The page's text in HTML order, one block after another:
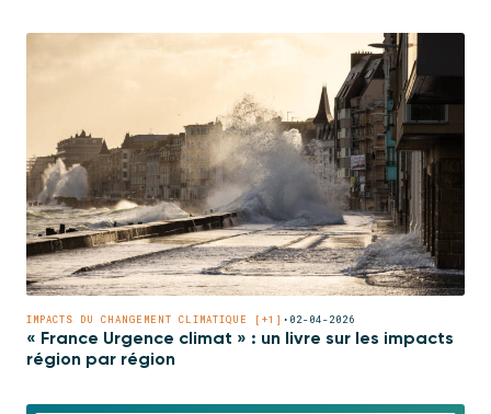
IMPACTS DU CHANGEMENT CLIMATIQUE [+1] • 02-04-2026
« France Urgence climat » : un livre sur les impacts
région par région